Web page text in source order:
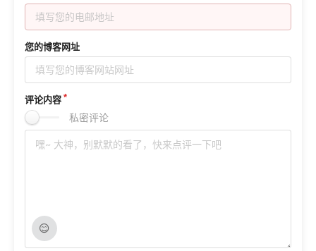
您的博客网址
评论内容
私密评论